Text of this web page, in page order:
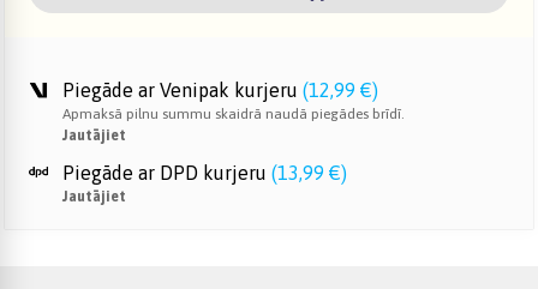
Piegāde ar Venipak kurjeru (12,99 €)
Apmaksā pilnu summu skaidrā naudā piegādes brīdī.
Jautājiet
Piegāde ar DPD kurjeru (13,99 €)
Jautājiet